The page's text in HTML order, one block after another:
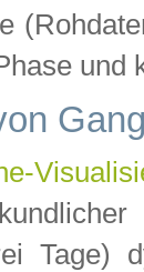
und
Tage)